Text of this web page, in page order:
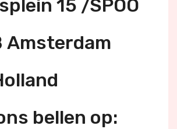
15 /SPOO
Amsterdam
bellen op: